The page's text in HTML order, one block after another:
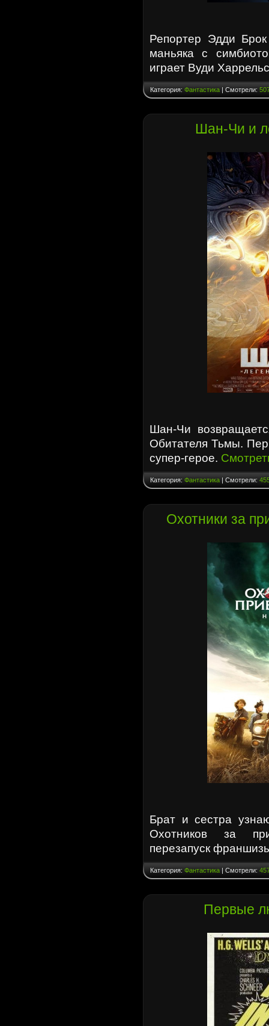
Репортер Эдди
маньяка с
играет Вуди
Категория: Фантастика | Смотрели:
Шан-Чи и
Шан-Чи
Обитателя Тьмы.
супер-герое.
Категория: Фантастика | Смотрели:
Охотники за
Брат и сестра
Охотников за
перезапуск
Категория: Фантастика | Смотрели:
Первые